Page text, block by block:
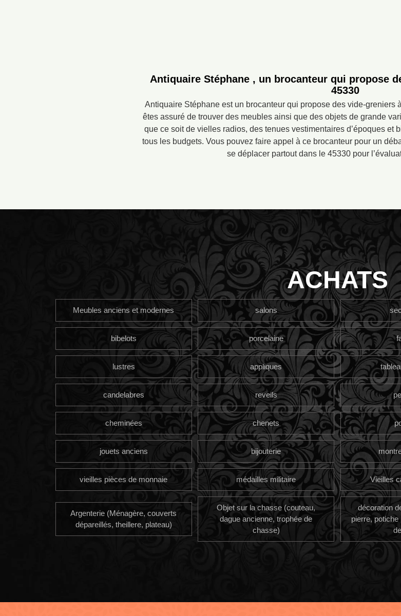
Antiquaire Stéphane , un brocanteur qui propose
45330
Antiquaire Stéphane est un brocanteur qui propose des vide-greniers
êtes assuré de trouver des meubles ainsi que des objets de grande
que ce soit de vielles radios, des tenues vestimentaires d’époques et
tous les budgets. Vous pouvez faire appel à ce brocanteur pour un
se déplacer partout dans le 45330 pour
ACHATS
Meubles anciens et modernes salons
bibelots porcelaine
lustres appliques
candelabres reveils
cheminées chenets
jouets anciens bijouterie
vieilles pièces de monnaie médailles militaire Vieilles
Argenterie (Ménagère, couverts
dépareillés, theillere, plateau)
Objet sur la chasse (couteau,
dague ancienne, trophée de
chasse)
décoration
pierre,